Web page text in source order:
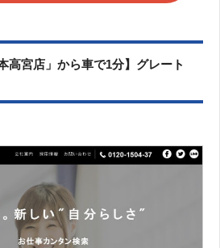
高宮店」から車で1分】グレート